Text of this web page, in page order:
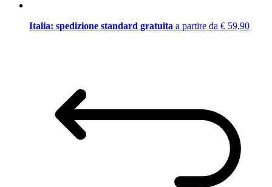
Italia: spedizione standard gratuita a partire da € 59,90